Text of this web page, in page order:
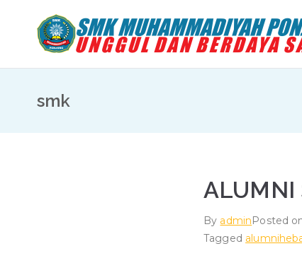
content
smk
ALUMNI
By adminPosted
Tagged